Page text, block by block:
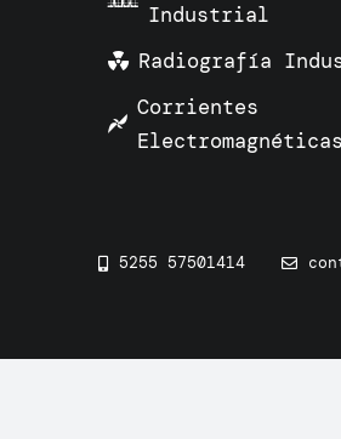
Industrial
Radiografía
Corrientes
Electromagnéticas
5255 57501414